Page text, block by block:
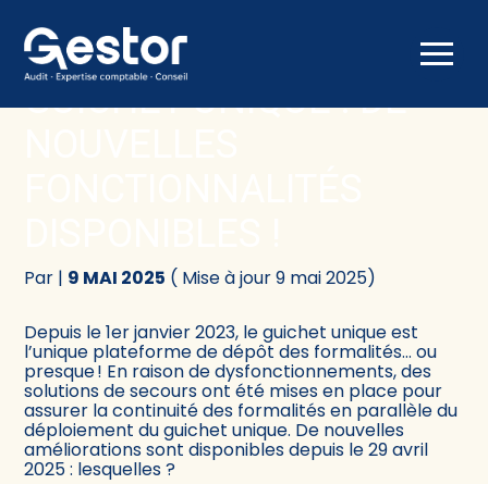
Aller
au
Créer et reprendre une activité
Gérer votre quotidien
Comptabilité
Fiscalité
Audit
Conseil
GUICHET UNIQUE : DE
Par | 9 MAI 2025 ( Mise à jour 9 mai 2025)
Depuis le 1er janvier 2023, le guichet unique est
l’unique plateforme de dépôt des formalités… ou
presque ! En raison de dysfonctionnements, des
solutions de secours ont été mises en place pour
assurer la continuité des formalités en parallèle du
déploiement du guichet unique. De nouvelles
améliorations sont disponibles depuis le 29 avril
2025 : lesquelles ?